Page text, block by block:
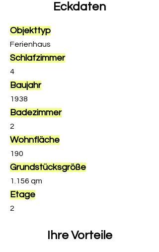
Eckdaten
Objekttyp
Ferienhaus
Schlafzimmer
4
Baujahr
1938
Badezimmer
2
Wohnfläche
190
Grundstücksgröße
1.156 qm
Etage
2
Ihre Vorteile